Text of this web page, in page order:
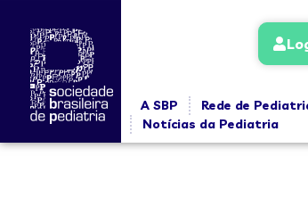
A SBP Rede de
Notícias da Pediatria